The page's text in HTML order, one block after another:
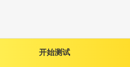
开始测试